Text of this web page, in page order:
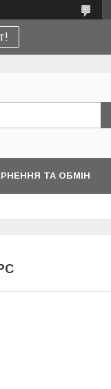
ТА ОБМІН